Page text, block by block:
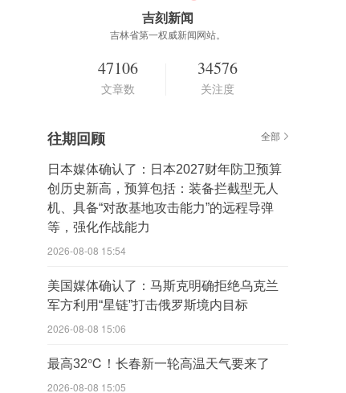
吉刻新闻
吉林省第一权威新闻网站。
47106
文章数
34576
关注度
往期回顾 全部
日本媒体确认了：日本2027财年防卫预算
创历史新高，预算包括：装备拦截型无人
机、具备“对敌基地攻击能力”的远程导弹
等，强化作战能力
2026-08-08 15:54
美国媒体确认了：马斯克明确拒绝乌克兰
军方利用“星链”打击俄罗斯境内目标
2026-08-08 15:06
最高32℃！长春新一轮高温天气要来了
2026-08-08 15:05